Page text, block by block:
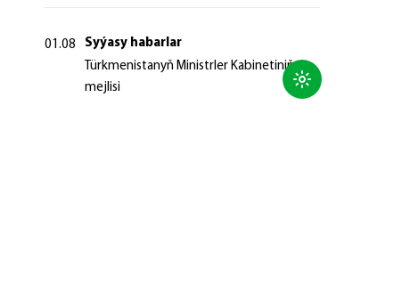
01.08
Syýasy habarlar
Türkmenistanyň Ministrler Kabinetiniň
mejlisi